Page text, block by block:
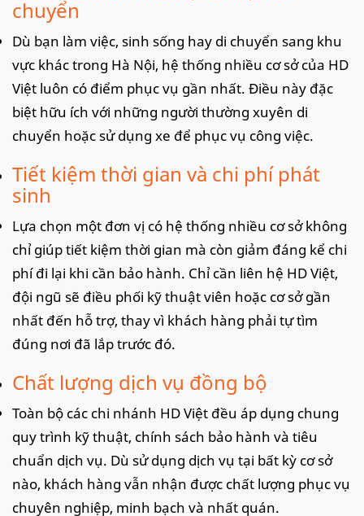
chuyển
Dù bạn làm việc, sinh sống hay di chuyển sang khu
vực khác trong Hà Nội, hệ thống nhiều cơ sở của HD
Việt luôn có điểm phục vụ gần nhất. Điều này đặc
biệt hữu ích với những người thường xuyên di
chuyển hoặc sử dụng xe để phục vụ công việc.
Tiết kiệm thời gian và chi phí phát
sinh
Lựa chọn một đơn vị có hệ thống nhiều cơ sở không
chỉ giúp tiết kiệm thời gian mà còn giảm đáng kể chi
phí đi lại khi cần bảo hành. Chỉ cần liên hệ HD Việt,
đội ngũ sẽ điều phối kỹ thuật viên hoặc cơ sở gần
nhất đến hỗ trợ, thay vì khách hàng phải tự tìm
đúng nơi đã lắp trước đó.
Chất lượng dịch vụ đồng bộ
Toàn bộ các chi nhánh HD Việt đều áp dụng chung
quy trình kỹ thuật, chính sách bảo hành và tiêu
chuẩn dịch vụ. Dù sử dụng dịch vụ tại bất kỳ cơ sở
nào, khách hàng vẫn nhận được chất lượng phục vụ
chuyên nghiệp, minh bạch và nhất quán.